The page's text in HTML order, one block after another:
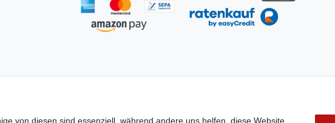
von diesen sind essenziell, während andere uns helfen, diese Website